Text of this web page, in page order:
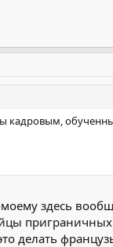
кадровым,
здесь
делать